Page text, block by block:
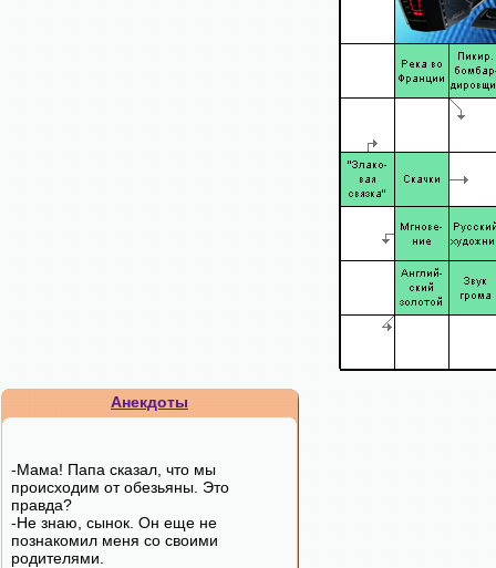
Анекдоты
-Мама! Папа сказал, что мы
происходим от обезьяны. Это
правда?
-Не знаю, сынок. Он еще не
познакомил меня со своими
родителями.